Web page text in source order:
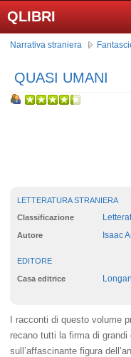
QLIBRI
Narrativa straniera
QUASI UMANI
LETTERATURA STRANIERA
Classificazione
Autore Isaac
EDITORE
Casa editrice
I racconti di questo volume
recano tutti la firma di
sull’affascinante figura